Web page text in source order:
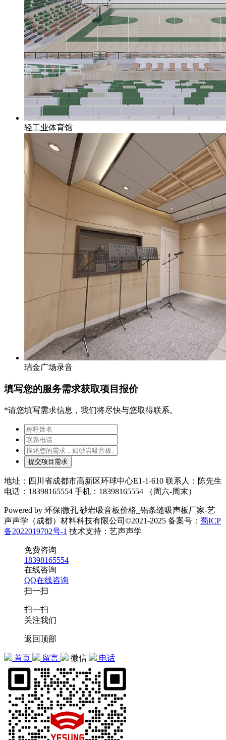
轻工业体育馆
瑞金广场录音
填写您的服务需求获取项目报价
*请您填写需求信息，我们将尽快与您取得联系。
提交项目需求
地址：四川省成都市高新区环球中心E1-1-610 联系人：陈先生
电话：18398165554 手机：18398165554 （周六-周末）
Powered by 环保|微孔|砂岩吸音板价格_铝条缝吸声板厂家-艺
声声学（成都）材料科技有限公司©2021-2025 备案号： 蜀ICP
备2022019702号-1 技术支持：艺声声学
免费咨询
18398165554
在线咨询
QQ在线咨询
扫一扫
扫一扫
关注我们
返回顶部
首页 留言 微信 电话